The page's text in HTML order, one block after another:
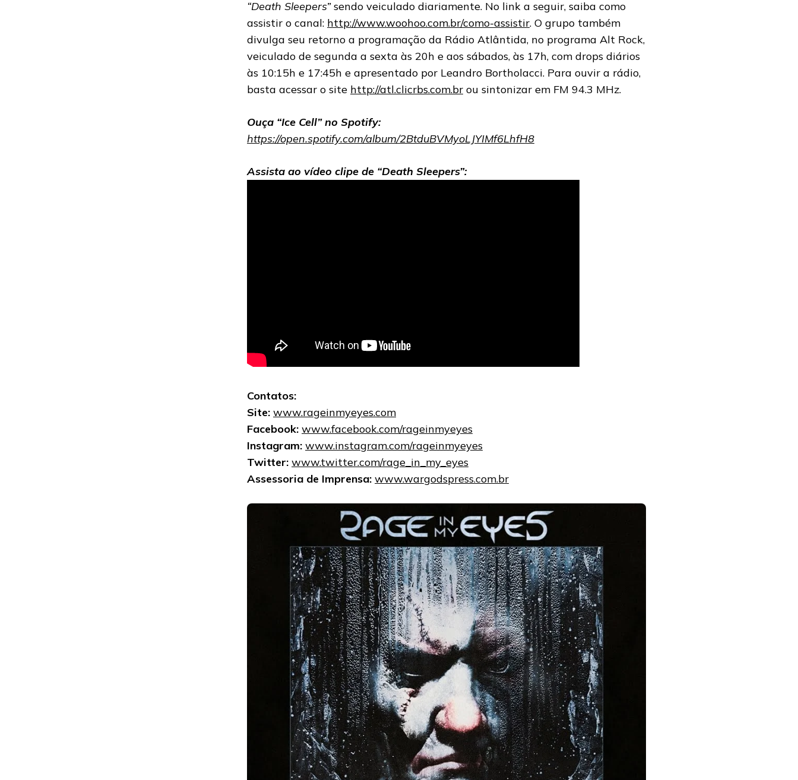
“Death Sleepers”sendo veiculado diariamente. No link a seguir, saiba como
assistir o canal: http://www.woohoo.com.br/como-assistir. O grupo também
divulga seu retorno a programação da Rádio Atlântida, no programa Alt Rock,
veiculado de segunda a sexta às 20h e aos sábados, às 17h, com drops diários
às 10:15h e 17:45h e apresentado por Leandro Bortholacci. Para ouvir a rádio,
basta acessar o site http://atl.clicrbs.com.br ou sintonizar em FM 94.3 MHz.
Ouça “Ice Cell” no Spotify:
https://open.spotify.com/album/2BtduBVMyoLJYIMf6LhfH8
Assista ao vídeo clipe de “Death Sleepers”:
Contatos:
Site: www.rageinmyeyes.com
Facebook: www.facebook.com/rageinmyeyes
Instagram: www.instagram.com/rageinmyeyes
Twitter: www.twitter.com/rage_in_my_eyes
Assessoria de Imprensa: www.wargodspress.com.br